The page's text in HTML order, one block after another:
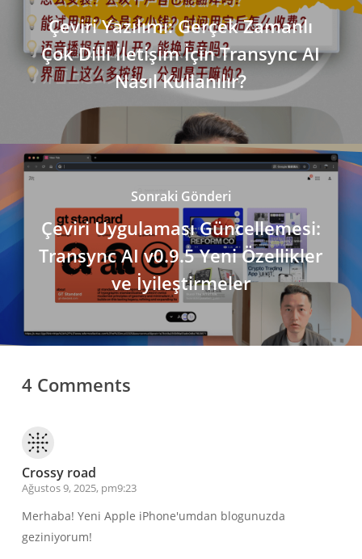
Çeviri Yazılımı: Gerçek Zamanlı
Çok Dilli İletişim İçin Transync AI
Nasıl Kullanılır?
Sonraki Gönderi
Çeviri Uygulaması Güncellemesi:
Transync AI v0.9.5 Yeni Özellikler
ve İyileştirmeler
4 Comments
Crossy road
Ağustos 9, 2025, pm9:23
Merhaba! Yeni Apple iPhone'umdan blogunuzda
geziniyorum!